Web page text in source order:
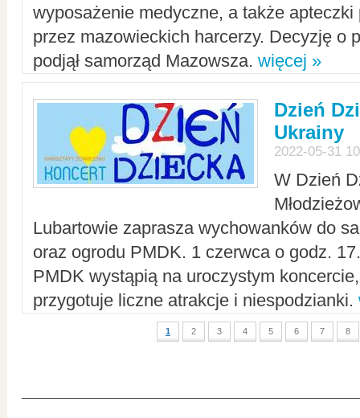
wyposażenie medyczne, a także apteczki
przez mazowieckich harcerzy. Decyzję o
podjął samorząd Mazowsza. więcej »
Dzień
Ukrainy
2022-05-31
W Dzień
Lubartowie zaprasza wychowanków do
oraz ogrodu PMDK. 1 czerwca o godz.
PMDK wystąpią na uroczystym
przygotuje liczne atrakcje i niespodzianki.
1 2 3 4 5 6 7 8